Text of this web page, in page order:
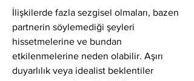
İlişkilerde fazla sezgisel olmaları, bazen
partnerin söylemediği şeyleri
hissetmelerine ve bundan
etkilenmelerine neden olabilir. Aşırı
duyarlılık veya idealist beklentiler